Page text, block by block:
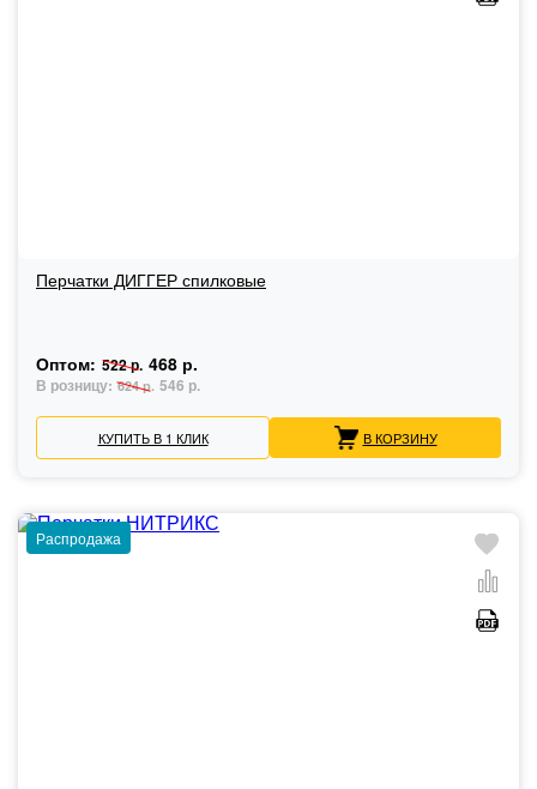
Перчатки ДИГГЕР спилковые
Оптом: 522 р. 468 р.
В розницу: 624 р. 546 р.
КУПИТЬ В 1 КЛИК В КОРЗИНУ
Распродажа